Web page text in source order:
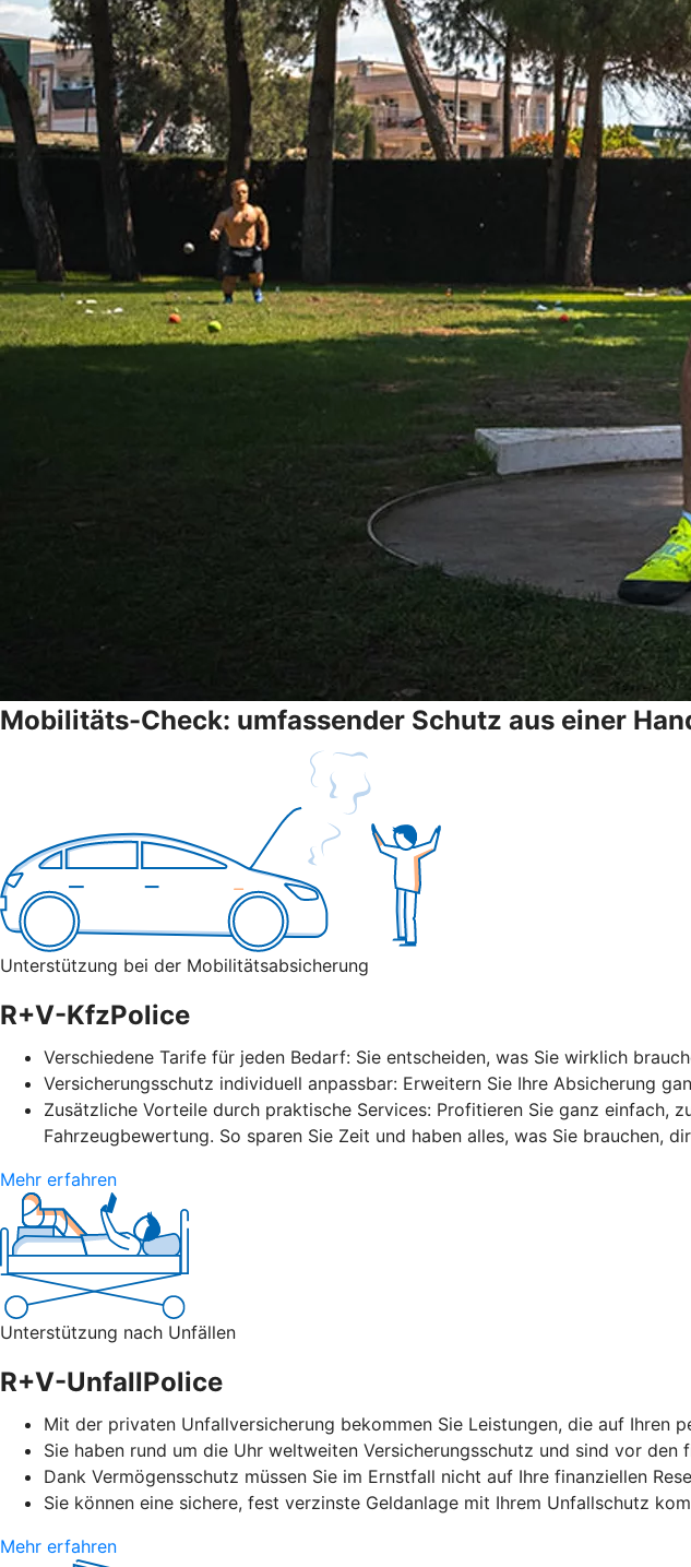
Mobilitäts-Check: umfassender Schutz aus einer
Unterstützung bei der Mobilitätsabsicherung
R+V-KfzPolice
Verschiedene Tarife für jeden Bedarf: Sie entscheiden, was Sie wirklich
Versicherungsschutz individuell anpassbar: Erweitern Sie Ihre Absicherung
Zusätzliche Vorteile durch praktische Services: Profitieren Sie ganz einfach,
Fahrzeugbewertung. So sparen Sie Zeit und haben alles, was Sie brauchen,
Mehr erfahren
Unterstützung nach Unfällen
R+V-UnfallPolice
Mit der privaten Unfallversicherung bekommen Sie Leistungen, die auf
Sie haben rund um die Uhr weltweiten Versicherungsschutz und sind vor
Dank Vermögensschutz müssen Sie im Ernstfall nicht auf Ihre finanziellen
Sie können eine sichere, fest verzinste Geldanlage mit Ihrem Unfallschutz
Mehr erfahren